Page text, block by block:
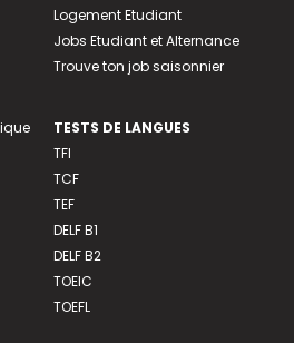
Logement Etudiant
Jobs Etudiant et Alternance
Trouve ton job saisonnier
TESTS DE LANGUES
TFI
TCF
TEF
DELF B1
DELF B2
TOEIC
TOEFL